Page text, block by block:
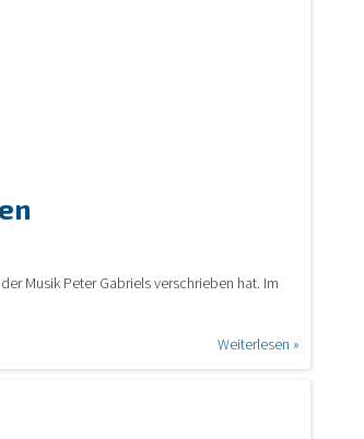
Musik Peter Gabriels verschrieben hat. Im
Weiterlesen »